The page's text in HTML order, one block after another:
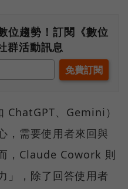
位趨勢！訂閱《數位
群活動訊息
ChatGPT、Gemini）
，需要使用者來回與
，Claude Cowork 則
」，除了回答使用者